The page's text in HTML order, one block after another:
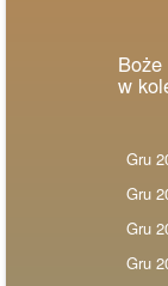
w
Gru
Gru
Gru
Gru